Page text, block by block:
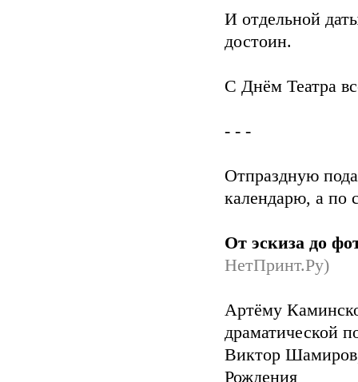
И отдельной
достоин.
С Днём Театра
- - -
Отпраздную
календарю, а по
От эскиза до
НетПринт.Ру)
Артёму
драматической
Виктор
Рождения